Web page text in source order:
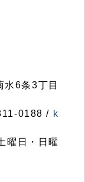
6条3丁目
0188 / k
曜日・日曜